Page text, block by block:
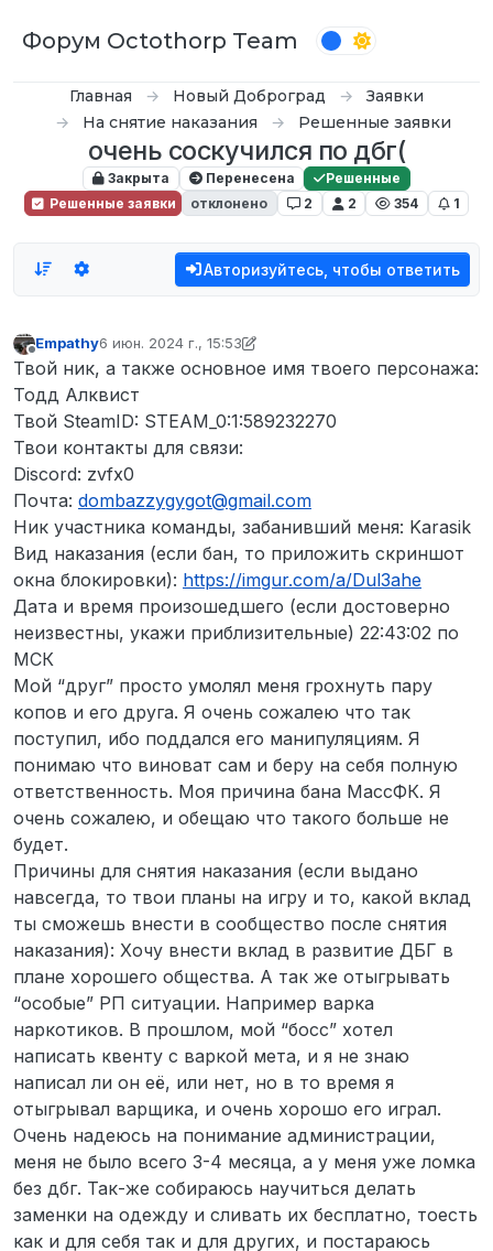
Форум Octothorp Team
Главная Новый Доброград
Заявки
На снятие наказания
Решенные заявки
очень соскучился по дбг(
Закрыта Перенесена
Решенные
Решенные заявки
отклонено 2 2 354 1
Авторизуйтесь, чтобы ответить
Не в сети
Empathy6 июн. 2024 г., 15:53
отредактировано inquizzy
Твой ник, а также основное имя твоего персонажа:
Тодд Алквист
Твой SteamID: STEAM_0:1:589232270
Твои контакты для связи:
Discord: zvfx0
Почта: dombazzygygot@gmail.com
Ник участника команды, забанивший меня: Karasik
Вид наказания (если бан, то приложить скриншот
окна блокировки): https://imgur.com/a/Dul3ahe
Дата и время произошедшего (если достоверно
неизвестны, укажи приблизительные) 22:43:02 по
МСК
Мой “друг” просто умолял меня грохнуть пару
копов и его друга. Я очень сожалею что так
поступил, ибо поддался его манипуляциям. Я
понимаю что виноват сам и беру на себя полную
ответственность. Моя причина бана МассФК. Я
очень сожалею, и обещаю что такого больше не
будет.
Причины для снятия наказания (если выдано
навсегда, то твои планы на игру и то, какой вклад
ты сможешь внести в сообщество после снятия
наказания): Хочу внести вклад в развитие ДБГ в
плане хорошего общества. А так же отыгрывать
“особые” РП ситуации. Например варка
наркотиков. В прошлом, мой “босс” хотел
написать квенту с варкой мета, и я не знаю
написал ли он её, или нет, но в то время я
отыгрывал варщика, и очень хорошо его играл.
Очень надеюсь на понимание администрации,
меня не было всего 3-4 месяца, а у меня уже ломка
без дбг. Так-же собираюсь научиться делать
заменки на одежду и сливать их бесплатно, тоесть
как и для себя так и для других, и постараюсь